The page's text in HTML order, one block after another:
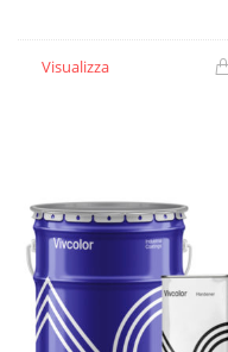
Visualizza